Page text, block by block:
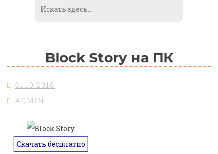
Block Story на ПК
01.10.2018
ADMIN
Скачать бесплатно